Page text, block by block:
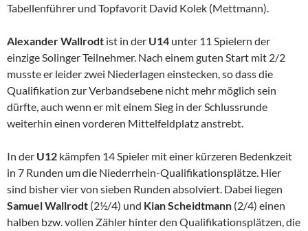
Tabellenführer und Topfavorit David Kolek (Mettmann).
Alexander Wallrodt ist in der U14 unter 11 Spielern der
einzige Solinger Teilnehmer. Nach einem guten Start mit 2/2
musste er leider zwei Niederlagen einstecken, so dass die
Qualifikation zur Verbandsebene nicht mehr möglich sein
dürfte, auch wenn er mit einem Sieg in der Schlussrunde
weiterhin einen vorderen Mittelfeldplatz anstrebt.
In der U12 kämpfen 14 Spieler mit einer kürzeren Bedenkzeit
in 7 Runden um die Niederrhein-Qualifikationsplätze. Hier
sind bisher vier von sieben Runden absolviert. Dabei liegen
Samuel Wallrodt (2½/4) und Kian Scheidtmann (2/4) einen
halben bzw. vollen Zähler hinter den Qualifikationsplätzen, die